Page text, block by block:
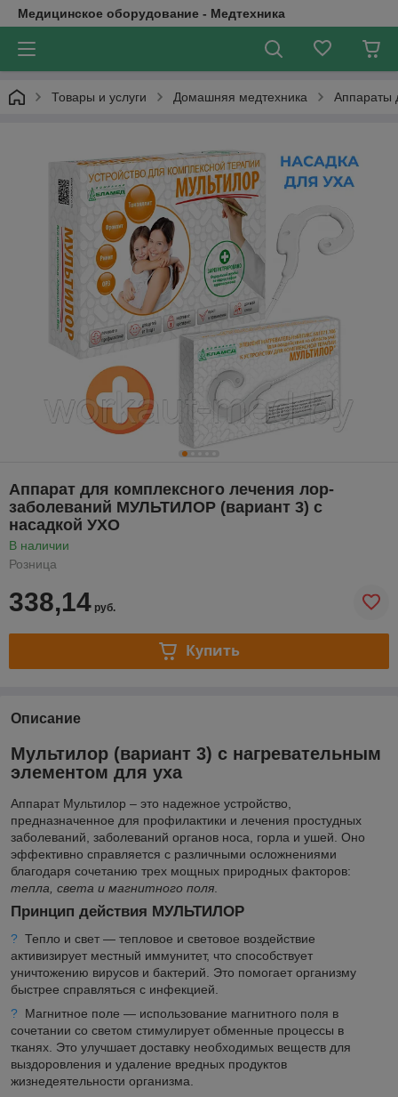
Медицинское оборудование - Медтехника
Товары и услуги Домашняя медтехника Аппараты
Аппарат для комплексного лечения лор-
заболеваний МУЛЬТИЛОР (вариант 3) с
насадкой УХО
В наличии
Розница
338,14 руб.
Купить
Описание
Мультилор (вариант 3) с нагревательным
элементом для уха
Аппарат Мультилор – это надежное устройство,
предназначенное для профилактики и лечения простудных
заболеваний, заболеваний органов носа, горла и ушей. Оно
эффективно справляется с различными осложнениями
благодаря сочетанию трех мощных природных факторов:
тепла, света и магнитного поля.
Принцип действия МУЛЬТИЛОР
? Тепло и свет — тепловое и световое воздействие
активизирует местный иммунитет, что способствует
уничтожению вирусов и бактерий. Это помогает организму
быстрее справляться с инфекцией.
? Магнитное поле — использование магнитного поля в
сочетании со светом стимулирует обменные процессы в
тканях. Это улучшает доставку необходимых веществ для
выздоровления и удаление вредных продуктов
жизнедеятельности организма.